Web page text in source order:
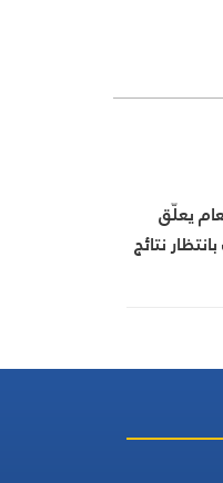
يعلّق
نتائج